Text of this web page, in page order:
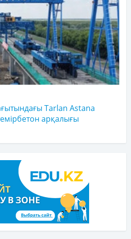
Tarlan Astana
арқалығы